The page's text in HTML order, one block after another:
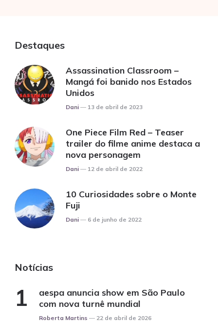
Destaques
Assassination Classroom –
Mangá foi banido nos Estados
Unidos
Posted
Dani 13 de abril de 2023
One Piece Film Red – Teaser
trailer do filme anime destaca a
nova personagem
Posted
Dani 12 de abril de 2022
10 Curiosidades sobre o Monte
Fuji
Posted
Dani 6 de junho de 2022
Notícias
aespa anuncia show em São Paulo
com nova turnê mundial
Posted
Roberta Martins 22 de abril de 2026